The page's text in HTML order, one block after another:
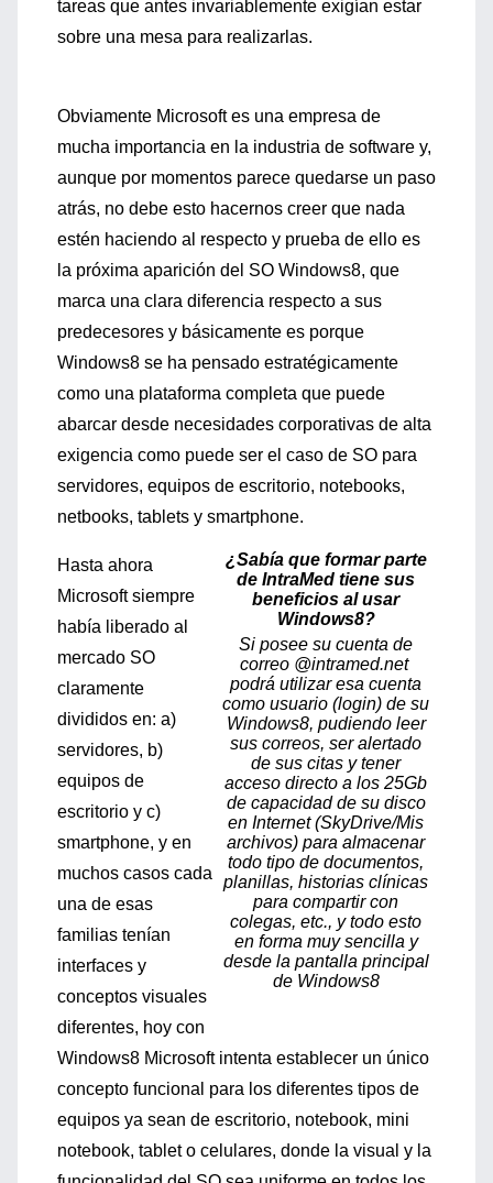
tareas que antes invariablemente exigían estar
sobre una mesa para realizarlas.
Obviamente Microsoft es una empresa de
mucha importancia en la industria de software y,
aunque por momentos parece quedarse un paso
atrás, no debe esto hacernos creer que nada
estén haciendo al respecto y prueba de ello es
la próxima aparición del SO Windows8, que
marca una clara diferencia respecto a sus
predecesores y básicamente es porque
Windows8 se ha pensado estratégicamente
como una plataforma completa que puede
abarcar desde necesidades corporativas de alta
exigencia como puede ser el caso de SO para
servidores, equipos de escritorio, notebooks,
netbooks, tablets y smartphone.
¿Sabía que formar parte
de IntraMed tiene sus
beneficios al usar
Windows8?
Si posee su cuenta de
correo @intramed.net
podrá utilizar esa cuenta
como usuario (login) de su
Windows8, pudiendo leer
sus correos, ser alertado
de sus citas y tener
acceso directo a los 25Gb
de capacidad de su disco
en Internet (SkyDrive/Mis
archivos) para almacenar
todo tipo de documentos,
planillas, historias clínicas
para compartir con
colegas, etc., y todo esto
en forma muy sencilla y
desde la pantalla principal
de Windows8
Hasta ahora
Microsoft siempre
había liberado al
mercado SO
claramente
divididos en: a)
servidores, b)
equipos de
escritorio y c)
smartphone, y en
muchos casos cada
una de esas
familias tenían
interfaces y
conceptos visuales
diferentes, hoy con
Windows8 Microsoft intenta establecer un único
concepto funcional para los diferentes tipos de
equipos ya sean de escritorio, notebook, mini
notebook, tablet o celulares, donde la visual y la